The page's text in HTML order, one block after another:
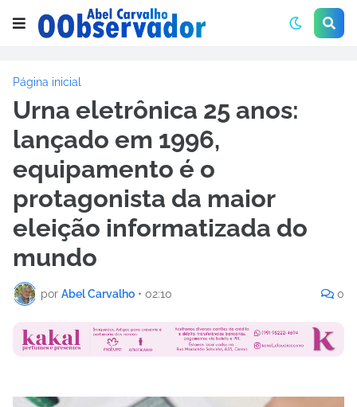
Página inicial
Urna eletrônica 25 anos:
lançado em 1996,
equipamento é o
protagonista da maior
eleição informatizada do
mundo
por Abel Carvalho • 02:10 0